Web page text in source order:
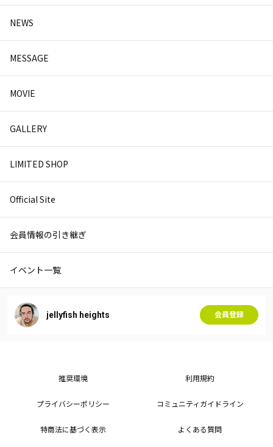
NEWS
MESSAGE
MOVIE
GALLERY
LIMITED SHOP
Official Site
会員情報の引き継ぎ
イベント一覧
jellyfish heights 会員登録
推奨環境 利用規約
プライバシーポリシー コミュニティガイドライン
特商法に基づく表示 よくある質問